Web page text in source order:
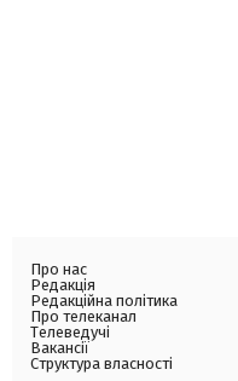
Про нас
Редакція
Редакційна політика
Про телеканал
Телеведучі
Вакансії
Структура власності